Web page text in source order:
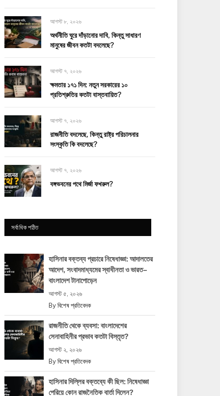
আগস্ট ৮, ২০২৬
অর্থনীতি ঘুরে দাঁড়ানোর দাবি, কিন্তু সাধারণ
মানুষের জীবন কতটা বদলেছে?
আগস্ট ৭, ২০২৬
ক্ষমতার ১৭১ দিন: নতুন সরকারের ১০
প্রতিশ্রুতির কতটা বাস্তবায়িত?
আগস্ট ৭, ২০২৬
রাজনীতি বদলেছে, কিন্তু রাষ্ট্র পরিচালনার
সংস্কৃতি কি বদলেছে?
আগস্ট ৭, ২০২৬
বঙ্গভবনের পথে মির্জা ফখরুল?
সর্বাধিক পঠিত
হাসিনার বক্তব্য প্রচারে নিষেধাজ্ঞা: আদালতের
আদেশ, সংবাদমাধ্যমের স্বাধীনতা ও ভারত–
বাংলাদেশ টানাপোড়েন
আগস্ট ৫, ২০২৬
By বিশেষ প্রতিবেদক
রাজনীতি থেকে ব্যবসা: বাংলাদেশের
সেনাবাহিনীর প্রভাব কতটা বিস্তৃত?
আগস্ট ২, ২০২৬
By বিশেষ প্রতিবেদক
হাসিনার দিল্লির বক্তব্যে কী ছিল: নিষেধাজ্ঞা
পেরিয়ে কোন রাজনৈতিক বার্তা দিলেন?